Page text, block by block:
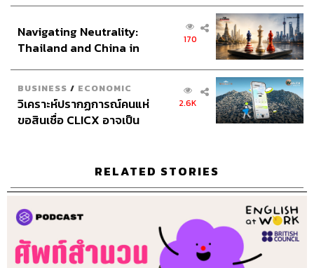
TAGS: The Standard Podcast คำนี้ดี
บิ๊กบุญ
Glow Story
English At Work
พอดแคสต์ภาษาอังกฤษ
ภาษาอังกฤษในที่ทำงาน
บี๋ นภัส
Podcast
ภาษาอังกฤษสำหรับการทำงาน
พอดแคสต์
300
อินโดนีเซีย
Navigating Neutrality:
Thailand and China in
170
BUSINESS / ECONOMIC
วิเคราะห์ปรากฏการณ์คนแห่
ขอสินเชื่อ CLICX อาจเป็น
2.6K
RELATED STORIES